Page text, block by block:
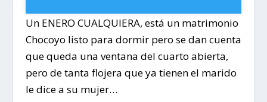
Un ENERO CUALQUIERA, está un matrimonio
Chocoyo listo para dormir pero se dan cuenta
que queda una ventana del cuarto abierta,
pero de tanta flojera que ya tienen el marido
le dice a su mujer…